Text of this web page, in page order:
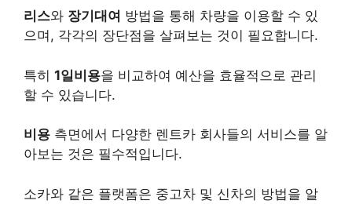
리스와 장기대여 방법을 통해 차량을 이용할 수 있
으며, 각각의 장단점을 살펴보는 것이 필요합니다.
특히 1일비용을 비교하여 예산을 효율적으로 관리
할 수 있습니다.
비용 측면에서 다양한 렌트카 회사들의 서비스를 알
아보는 것은 필수적입니다.
소카와 같은 플랫폼은 중고차 및 신차의 방법을 알